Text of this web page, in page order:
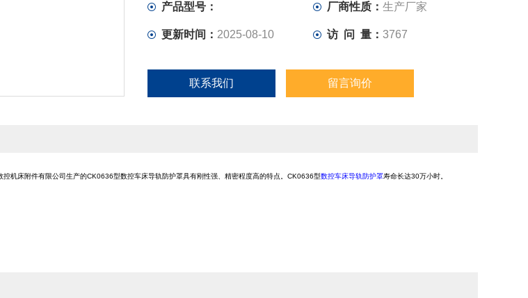
产品型号： 厂商性质： 生产厂家
更新时间： 2025-08-10 访 问 量： 3767
联系我们 留言询价
控机床附件有限公司生产的CK0636型数控车床导轨防护罩具有刚性强、精密程度高的特点。CK0636型数控车床导轨防护罩寿命长达30万小时。